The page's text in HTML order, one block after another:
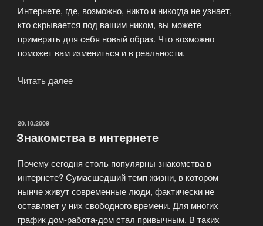
Интернете, где, возможно, никто и никогда не узнает,
кто скрывается под вашим ником, вы можете
примерить для себя новый образ. Что возможно
поможет вам измениться и в реальности.
Читать далее
ОПУБЛИКОВАНО
20.10.2009
Знакомства в интернете
Почему сегодня столь популярны знакомства в
интернете? Сумасшедший темп жизни, в котором
нынче живут современные люди, фактически не
оставляет у них свободного времени. Для многих
график дом-работа-дом стал привычным. В таких